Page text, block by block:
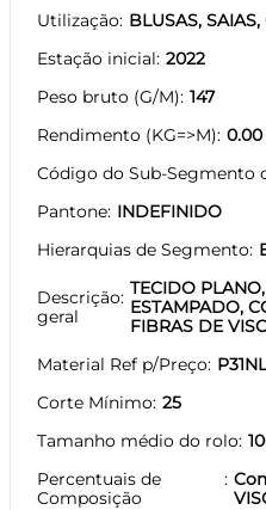
Utilização BLUSAS, SAIAS,
Estação inicial 2022
Peso bruto (G/M) 147
Rendimento (KG=>M) 0.00
Código do Sub-Segmento
Pantone INDEFINIDO
Hierarquias de Segmento
Descrição
geral
TECIDO
ESTAMPADO,
FIBRAS DE
Material Ref p/Preço
Corte Mínimo 25
Tamanho médio do rolo
Percentuais de
Composição